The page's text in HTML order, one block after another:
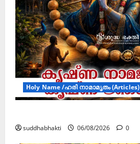
Holy Name /ഹരി നാമാമൃതം (Articles)
suddhabhakti 06/08/2026 0